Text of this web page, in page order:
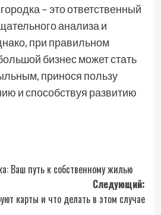
– это ответственный
анализа и
при правильном
бизнес может стать
принося пользу
и способствуя развитию
Ваш путь к собственному жилью
Следующий:
карты и что делать в этом случае